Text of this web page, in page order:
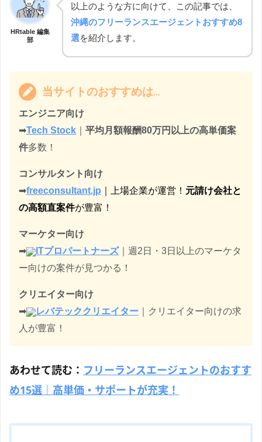
HRtable 編集
部
以上のような方に向けて、この記事では、
沖縄のフリーランスエージェントおすすめ8
選を紹介します。
当サイトのおすすめは…
エンジニア向け
➡︎Tech Stock
平均月額報酬80万円以上の高単価案
件多数！
コンサルタント向け
➡︎freeconsultant.jp ｜上場企業が運営！ 元請け会社と
の高額直案件が豊富！
マーケター向け
➡︎
ITプロパートナーズ ｜週2日・3日以上のマーケタ
ー向けの案件が見つかる！
クリエイター向け
➡︎
レバテッククリエイター ｜クリエイター向けの求
人が豊富！
あわせて読む： フリーランスエージェントのおすす
め15選｜高単価・サポートが充実！